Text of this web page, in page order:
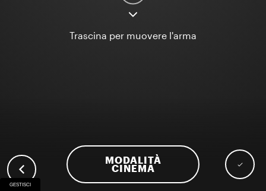
MODALITÀ
CINEMA
Trascina per muovere l'arma
GESTISCI